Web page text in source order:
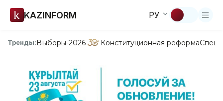
KAZINFORM РУ
Тренды:Выборы-2026 Конституционная реформа